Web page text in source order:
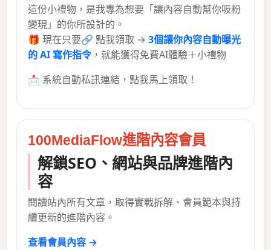
這份小禮物，是我專為想要「讓內容自動幫你吸粉
變現」的你所設計的。
🎁 現在只要🔗 點我領取 → 3個讓你內容自動曝光
的 AI 寫作指令 ，就能獲得免費AI體驗＋小禮物
📩 系統自動私訊連結，點我馬上領取！
100MediaFlow進階內容會員
解鎖SEO、網站與品牌進階內
容
閱讀站內所有文章，取得實戰拆解、會員範本與持
續更新的進階內容。
查看會員內容 →